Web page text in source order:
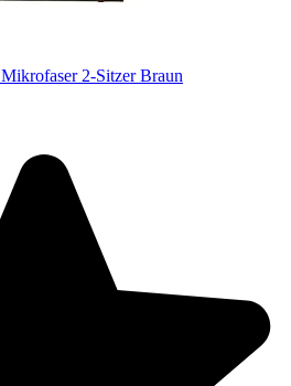
2-Sitzer Braun